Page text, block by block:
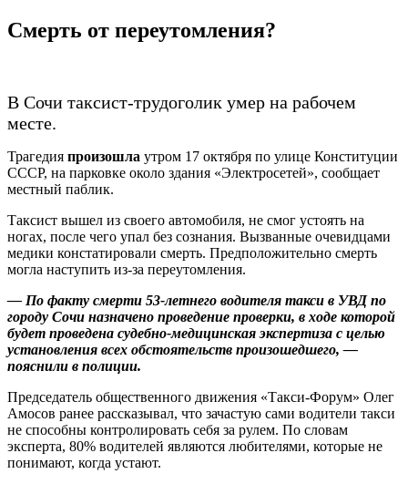
Смерть от переутомления?
В Сочи таксист-трудоголик умер на рабочем
месте.
Трагедия произошла утром 17 октября по улице Конституции
СССР, на парковке около здания «Электросетей», сообщает
местный паблик.
Таксист вышел из своего автомобиля, не смог устоять на
ногах, после чего упал без сознания. Вызванные очевидцами
медики констатировали смерть. Предположительно смерть
могла наступить из-за переутомления.
— По факту смерти 53-летнего водителя такси в УВД по
городу Сочи назначено проведение проверки, в ходе которой
будет проведена судебно-медицинская экспертиза с целью
установления всех обстоятельств произошедшего, —
пояснили в полиции.
Председатель общественного движения «Такси-Форум» Олег
Амосов ранее рассказывал, что зачастую сами водители такси
не способны контролировать себя за рулем. По словам
эксперта, 80% водителей являются любителями, которые не
понимают, когда устают.